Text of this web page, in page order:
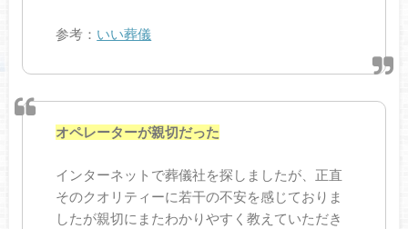
参考： いい葬儀
オペレーターが親切だった
インターネットで葬儀社を探しましたが、正直
そのクオリティーに若干の不安を感じておりま
したが親切にまたわかりやすく教えていただき